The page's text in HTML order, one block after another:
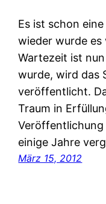
Es ist schon
wieder wurde es
Wartezeit ist
wurde, wird das
veröffentlicht.
Traum in
Veröffentlichung
einige Jahre
März 15, 2012